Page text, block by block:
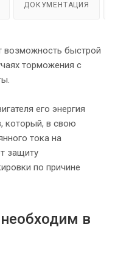
ДОКУМЕНТАЦИЯ
возможность быстрой
торможения с
его энергия
который, в свою
тока на
защиту
по причине
в